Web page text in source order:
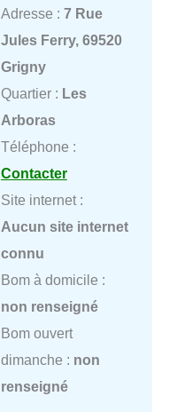
Adresse : 7 Rue
Jules Ferry, 69520
Grigny
Quartier : Les
Arboras
Téléphone :
Contacter
Site internet :
Aucun site internet
connu
Bom à domicile :
non renseigné
Bom ouvert
dimanche : non
renseigné